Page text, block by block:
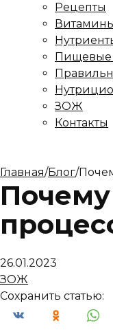
Рецепты
Пищевые
ЗОЖ
Контакты
Главная/Блог/
26.01.2023
ЗОЖ
Сохранить статью: